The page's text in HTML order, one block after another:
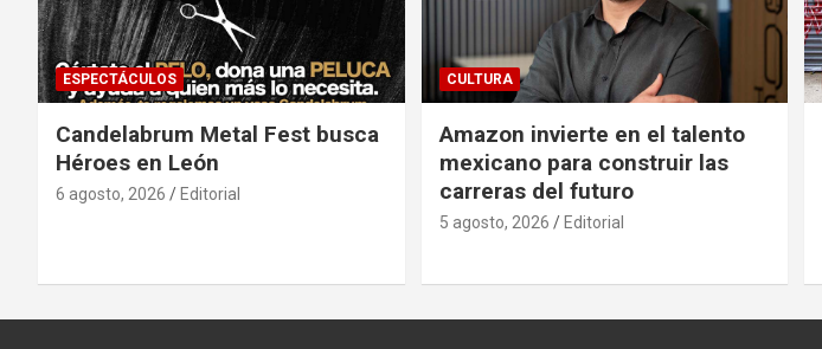
ESPECTÁCULOS
Candelabrum Metal Fest busca
Héroes en León
6 agosto, 2026 Editorial
CULTURA
Amazon invierte en el talento
mexicano para construir las
carreras del futuro
5 agosto, 2026 Editorial